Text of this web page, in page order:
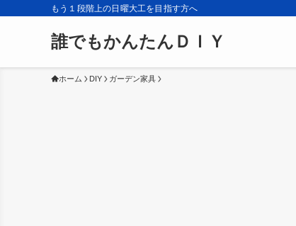
もう１段階上の日曜大工を目指す方へ
誰でもかんたんＤＩＹ
ホーム DIY ガーデン家具